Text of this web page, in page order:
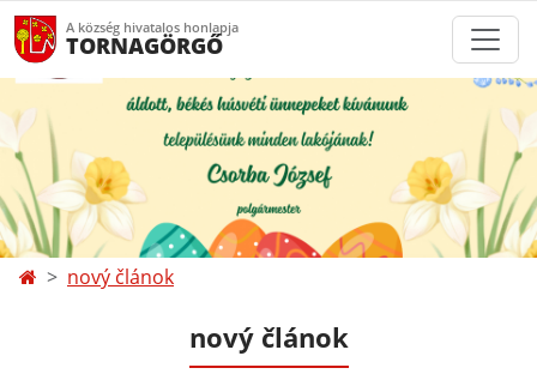
A község hivatalos honlapja
TORNAGÖRGŐ
nový článok
nový článok